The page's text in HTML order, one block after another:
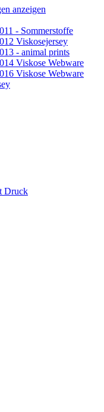
anzeigen
- Sommerstoffe
Viskosejersey
- animal prints
Viskose Webware
Viskose Webware
Druck